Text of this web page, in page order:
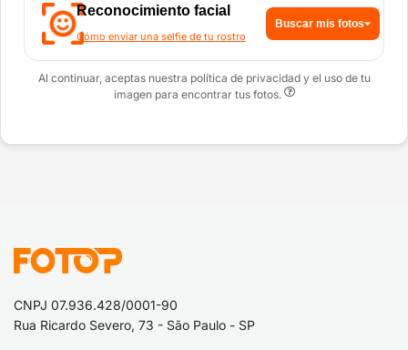
Reconocimiento facial
Cómo enviar una selfie de tu rostro
Buscar mis fotos
Al continuar, aceptas nuestra política de privacidad y el uso de tu
imagen para encontrar tus fotos.
CNPJ 07.936.428/0001-90
Rua Ricardo Severo, 73 - São Paulo - SP